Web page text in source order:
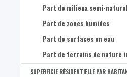
Part de milieux semi-
Part de zones humides
Part de surfaces en eau
Part de terrains de nature
SUPERFICIE RÉSIDENTIELLE PAR